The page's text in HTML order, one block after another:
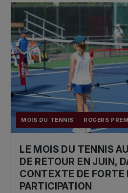
MOIS DU TENNIS ROGERS
LE MOIS DU TENNIS
DE RETOUR EN JUIN,
CONTEXTE DE FORTE
PARTICIPATION